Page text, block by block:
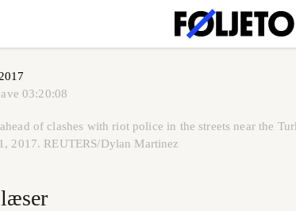
03:20:08
of clashes with riot police in the streets near the
2017. REUTERS/Dylan Martinez